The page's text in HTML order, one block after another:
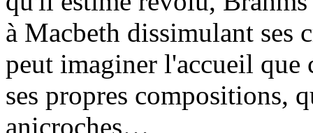
à Macbeth dissimulant ses
peut imaginer l'accueil que
ses propres compositions,
anicroches…